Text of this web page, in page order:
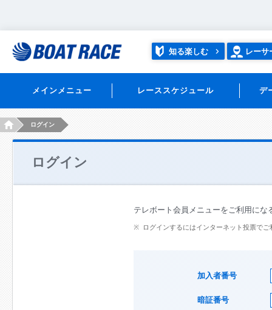
知る楽しむ レーサ
メインメニュー レーススケジュール デ
HOMEログイン
ログイン
テレボート会員メニューをご利用にな
ログインするにはインターネット投票で
加入者番号
暗証番号